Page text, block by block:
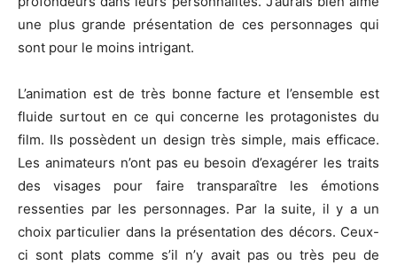
une plus grande présentation de ces personnages qui
sont pour le moins intrigant.
L’animation est de très bonne facture et l’ensemble est
fluide surtout en ce qui concerne les protagonistes du
film. Ils possèdent un design très simple, mais efficace.
Les animateurs n’ont pas eu besoin d’exagérer les traits
des visages pour faire transparaître les émotions
ressenties par les personnages. Par la suite, il y a un
choix particulier dans la présentation des décors. Ceux-
ci sont plats comme s’il n’y avait pas ou très peu de